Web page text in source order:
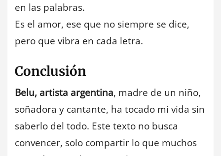
en las palabras.
Es el amor, ese que no siempre se dice,
pero que vibra en cada letra.
Conclusión
Belu, artista argentina, madre de un niño,
soñadora y cantante, ha tocado mi vida sin
saberlo del todo. Este texto no busca
convencer, solo compartir lo que muchos